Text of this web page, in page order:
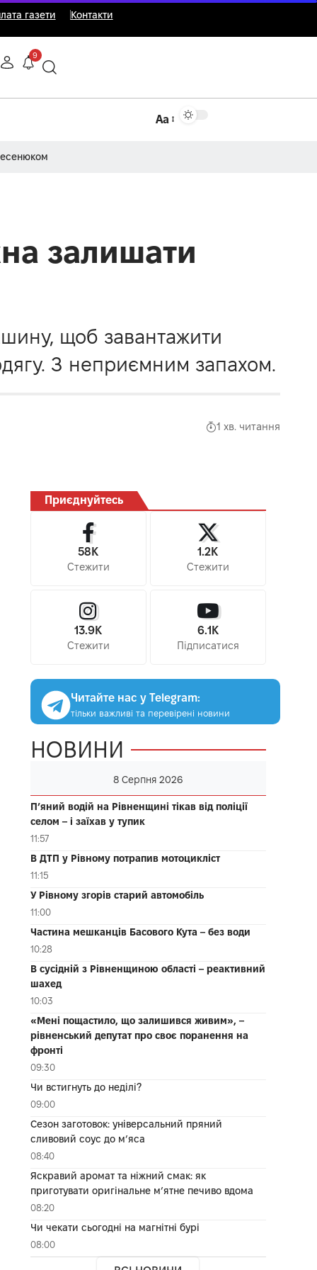
газети Контакти
9
Аа
залишати
щоб завантажити
З неприємним запахом.
1 хв. читання
Приєднуйтесь
58K
Стежити
1.2K
Стежити
13.9K
Стежити
6.1K
Підписатися
Читайте нас у Telegram:
тільки важливі та перевірені новини
НОВИНИ
8 Серпня 2026
П’яний водій на Рівненщині тікав від поліції
селом – і заїхав у тупик
11:57
В ДТП у Рівному потрапив мотоцикліст
11:15
У Рівному згорів старий автомобіль
11:00
Частина мешканців Басового Кута – без води
10:28
В сусідній з Рівненщиною області – реактивний
шахед
10:03
«Мені пощастило, що залишився живим», –
рівненський депутат про своє поранення на
фронті
09:30
Чи встигнуть до неділі?
09:00
Сезон заготовок: універсальний пряний
сливовий соус до мʼяса
08:40
Яскравий аромат та ніжний смак: як
приготувати оригінальне м’ятне печиво вдома
08:20
Чи чекати сьогодні на магнітні бурі
08:00